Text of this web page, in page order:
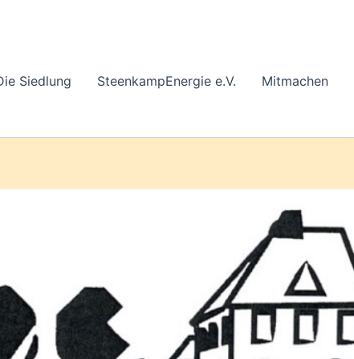
Siedlung SteenkampEnergie e.V. Mitmachen